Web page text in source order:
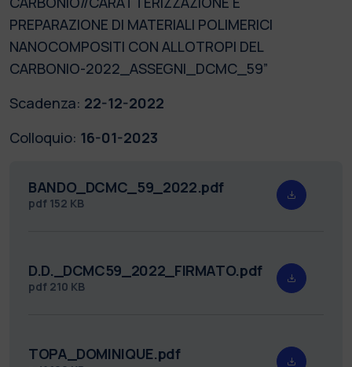
PREPARAZIONE DI MATERIALI POLIMERICI
NANOCOMPOSITI CON ALLOTROPI DEL
CARBONIO-2022_ASSEGNI_DCMC_59”
Scadenza: 22-12-2022
Colloquio: 16-01-2023
BANDO_DCMC_59_2022.pdf
pdf 152 KB
D.D._DCMC59_2022_FIRMATO.pdf
pdf 210 KB
TOPA_DOMINIQUE.pdf